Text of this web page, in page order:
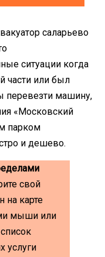
ситуации когда
части или был
перевезти машину,
«Московский
парком
и дешево.
свой
на карте
мыши или
услуги